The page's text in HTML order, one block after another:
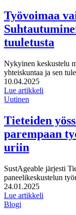
Työvoimaa
tuuletusta
Nykyinen keskustelu
yhteiskuntaa ja sen
Julkaistu:
10.04.2025
Lue artikkeli
Uutinen
Tieteiden
parempaan
uriin
SustAgeable järjesti
paneelikeskustelun
Julkaistu:
24.01.2025
Lue artikkeli
Blogi